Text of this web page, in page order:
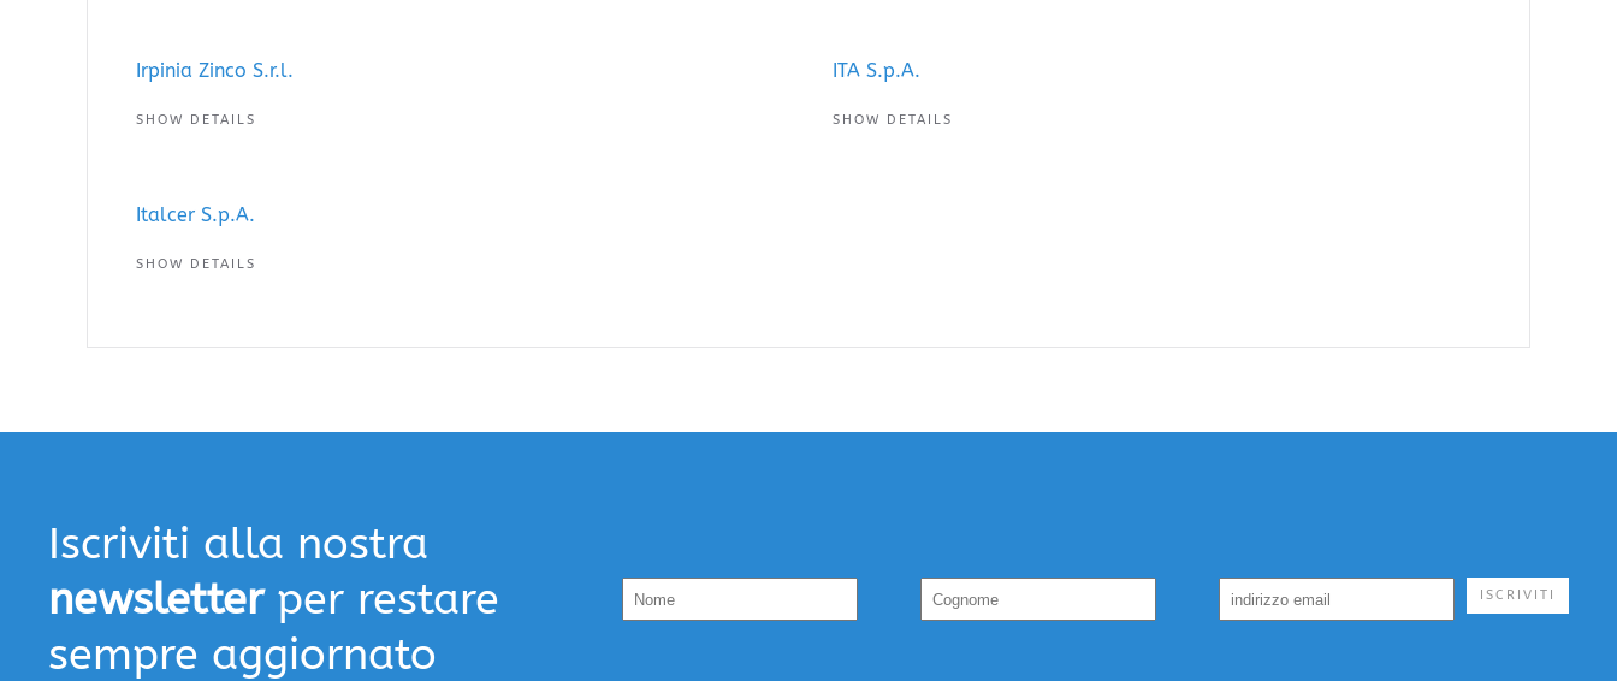
Irpinia Zinco S.r.l.
SHOW DETAILS
ITA S.p.A.
SHOW DETAILS
Italcer S.p.A.
SHOW DETAILS
Iscriviti alla nostra
newsletterper restare
sempre aggiornato
ISCRIVITI